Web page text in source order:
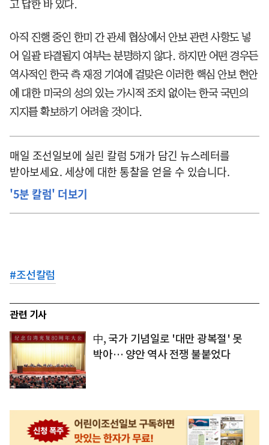
고 답한 바 있다.
아직 진행 중인 한미 간 관세 협상에서 안보 관련 사항도 넣
어 일괄 타결될지 여부는 분명하지 않다. 하지만 어떤 경우든
역사적인 한국 측 재정 기여에 걸맞은 이러한 핵심 안보 현안
에 대한 미국의 성의 있는 가시적 조치 없이는 한국 국민의
지지를 확보하기 어려울 것이다.
매일 조선일보에 실린 칼럼 5개가 담긴 뉴스레터를
받아보세요. 세상에 대한 통찰을 얻을 수 있습니다.
'5분 칼럼' 더보기
#조선칼럼
관련 기사
中, 국가 기념일로 '대만 광복절' 못
박아… 양안 역사 전쟁 불붙었다